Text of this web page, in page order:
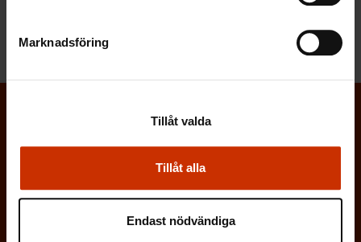
Marknadsföring
Tillåt alla
Tillåt valda
Endast nödvändiga
Prenumerera på Löntagarens nyhetsbrev
och håll koll på vad som händer i
arbetslivet, arbetsmarknaden och arbetsmiljön